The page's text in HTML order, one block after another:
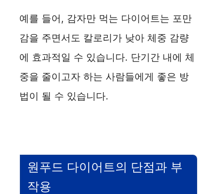
예를 들어, 감자만 먹는 다이어트는 포만
감을 주면서도 칼로리가 낮아 체중 감량
에 효과적일 수 있습니다. 단기간 내에 체
중을 줄이고자 하는 사람들에게 좋은 방
법이 될 수 있습니다.
원푸드 다이어트의 단점과 부
작용